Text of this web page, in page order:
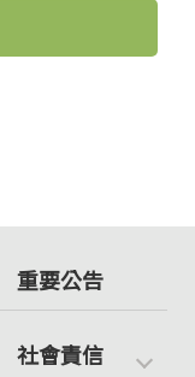
重要公告
社會責信